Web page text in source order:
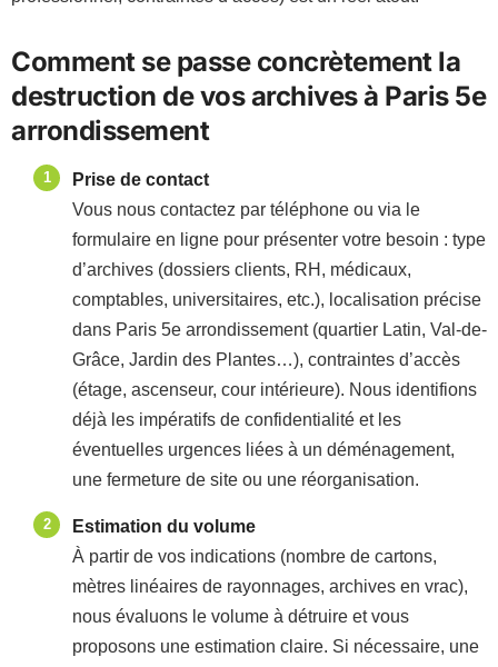
Comment se passe concrètement la
destruction de vos archives à Paris 5e
arrondissement
Prise de contact
Vous nous contactez par téléphone ou via le
formulaire en ligne pour présenter votre besoin : type
d’archives (dossiers clients, RH, médicaux,
comptables, universitaires, etc.), localisation précise
dans Paris 5e arrondissement (quartier Latin, Val-de-
Grâce, Jardin des Plantes…), contraintes d’accès
(étage, ascenseur, cour intérieure). Nous identifions
déjà les impératifs de confidentialité et les
éventuelles urgences liées à un déménagement,
une fermeture de site ou une réorganisation.
Estimation du volume
À partir de vos indications (nombre de cartons,
mètres linéaires de rayonnages, archives en vrac),
nous évaluons le volume à détruire et vous
proposons une estimation claire. Si nécessaire, une